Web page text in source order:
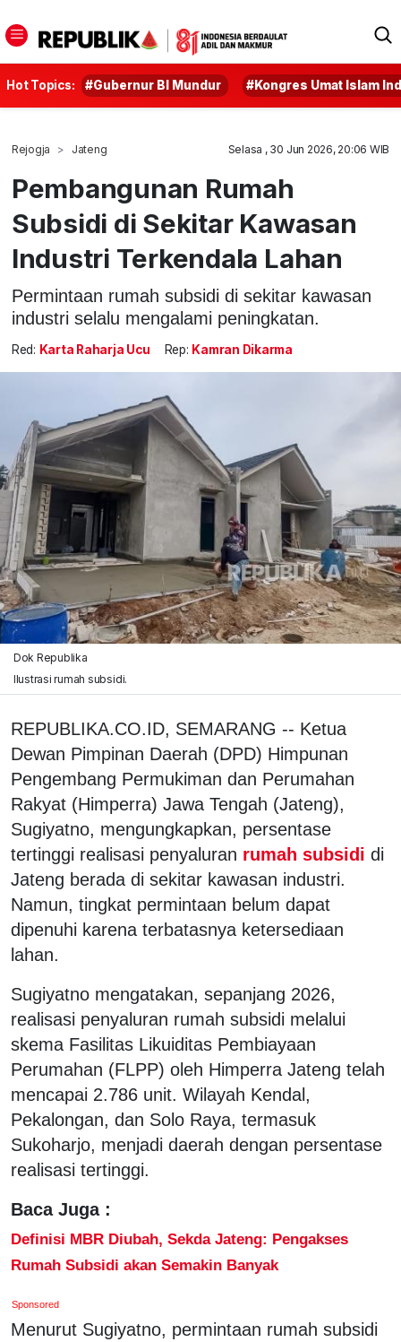
Hot Topics: #Gubernur BI Mundur #Kongres Umat Islam
Rejogja Jateng Selasa , 30 Jun 2026, 20:06 WIB
Pembangunan Rumah
Subsidi di Sekitar Kawasan
Industri Terkendala Lahan
Permintaan rumah subsidi di sekitar kawasan
industri selalu mengalami peningkatan.
Red: Karta Raharja Ucu Rep: Kamran Dikarma
Dok Republika
Ilustrasi rumah subsidi.
REPUBLIKA.CO.ID, SEMARANG -- Ketua
Dewan Pimpinan Daerah (DPD) Himpunan
Pengembang Permukiman dan Perumahan
Rakyat (Himperra) Jawa Tengah (Jateng),
Sugiyatno, mengungkapkan, persentase
tertinggi realisasi penyaluran rumah subsidi di
Jateng berada di sekitar kawasan industri.
Namun, tingkat permintaan belum dapat
dipenuhi karena terbatasnya ketersediaan
lahan.
Sugiyatno mengatakan, sepanjang 2026,
realisasi penyaluran rumah subsidi melalui
skema Fasilitas Likuiditas Pembiayaan
Perumahan (FLPP) oleh Himperra Jateng telah
mencapai 2.786 unit. Wilayah Kendal,
Pekalongan, dan Solo Raya, termasuk
Sukoharjo, menjadi daerah dengan persentase
realisasi tertinggi.
Baca Juga :
Definisi MBR Diubah, Sekda Jateng: Pengakses
Rumah Subsidi akan Semakin Banyak
Sponsored
Menurut Sugiyatno, permintaan rumah subsidi